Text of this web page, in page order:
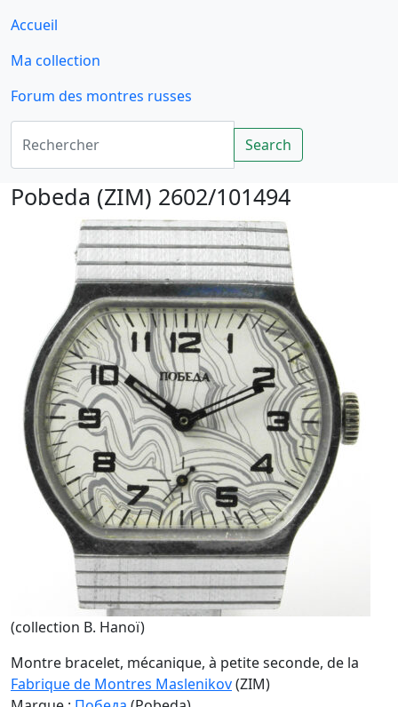
Accueil
Ma collection
Forum des montres russes
Rechercher
Search
Pobeda (ZIM) 2602/101494
(collection B. Hanoï)
Montre bracelet, mécanique, à petite seconde, de la
Fabrique de Montres Maslenikov(ZIM)